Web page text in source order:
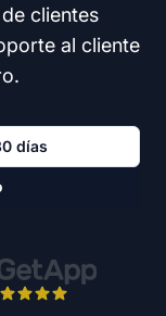
clientes
al cliente
días